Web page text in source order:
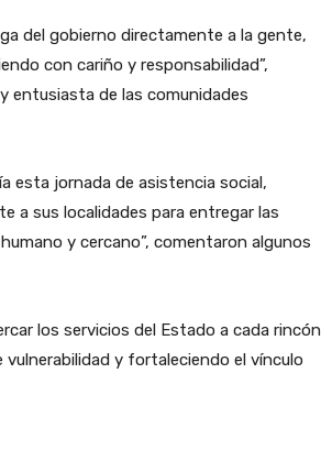
del gobierno directamente a la gente,
con cariño y responsabilidad”,
entusiasta de las comunidades
esta jornada de asistencia social,
a sus localidades para entregar las
y cercano”, comentaron algunos
los servicios del Estado a cada rincón
y fortaleciendo el vínculo